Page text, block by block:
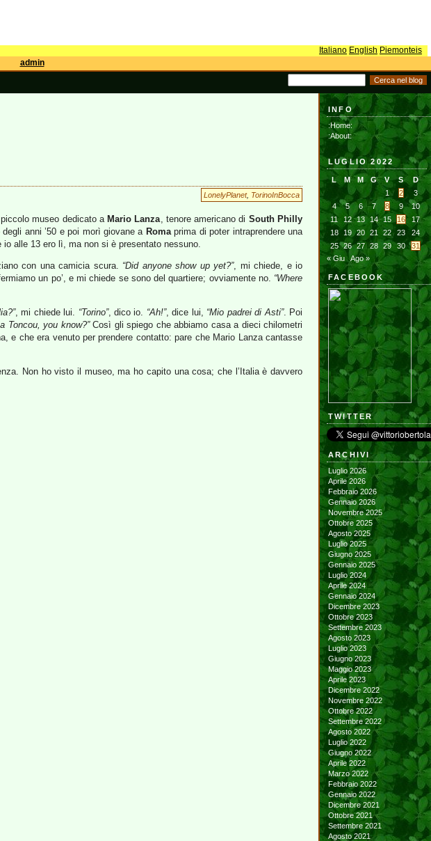
Italiano English Piemonteis
admin
LonelyPlanet, TorinoInBocca
museo dedicato a Mario Lanza, tenore americano di South Philly
anni ’50 e poi morì giovane a Romaprima di poter intraprendere una
alle 13 ero lì, ma non si è presentato nessuno.
con una camicia scura. “Did anyone show up yet?”, mi chiede, e io
un po’, e mi chiede se sono del quartiere; ovviamente no. “Where
, mi chiede lui. “Torino”, dico io. “Ah!”, dice lui, “Mio padrei di Asti”. Poi
Toncou, you know?”Così gli spiego che abbiamo casa a dieci chilometri
e che era venuto per prendere contatto: pare che Mario Lanza cantasse
Non ho visto il museo, ma ho capito una cosa; che l’Italia è davvero
INFO
:Home:
:About:
LUGLIO 2022
L M M G V S
D
1
2
3
4
5 6 7 8 9
10
11
12 13 14 15 16
17
18
19 20 21 22 23
24
25 26 27 28 29 30
31
« Giu
Ago »
FACEBOOK
TWITTER
ARCHIVI
Luglio 2026
Aprile 2026
Febbraio 2026
Gennaio 2026
Novembre 2025
Ottobre 2025
Agosto 2025
Luglio 2025
Giugno 2025
Gennaio 2025
Luglio 2024
Aprile 2024
Gennaio 2024
Dicembre 2023
Ottobre 2023
Settembre 2023
Agosto 2023
Luglio 2023
Giugno 2023
Maggio 2023
Aprile 2023
Dicembre 2022
Novembre 2022
Ottobre 2022
Settembre 2022
Agosto 2022
Luglio 2022
Giugno 2022
Aprile 2022
Marzo 2022
Febbraio 2022
Gennaio 2022
Dicembre 2021
Ottobre 2021
Settembre 2021
Agosto 2021